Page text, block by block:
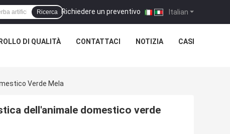
Italian
Richiedere un preventivo |
Ricerca
DI QUALITÀ CONTATTACI NOTIZIA CASI
Verde Mela
dell'animale domestico verde